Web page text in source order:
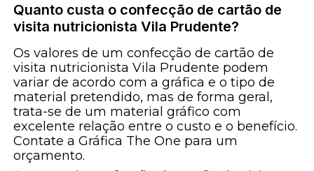
Quanto custa o confecção de cartão de
visita nutricionista Vila Prudente?
Os valores de um confecção de cartão de
visita nutricionista Vila Prudente podem
variar de acordo com a gráfica e o tipo de
material pretendido, mas de forma geral,
trata-se de um material gráfico com
excelente relação entre o custo e o benefício.
Contate a Gráfica The One para um
orçamento.